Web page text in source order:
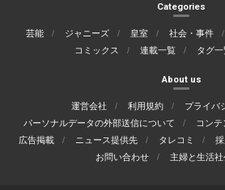
Categories
芸能 ジャニーズ 皇室 社会・事件
コミックス
連載一覧 タグ一
About us
運営会社 利用規約
プライバ
パーソナルデータの外部送信について
コン
広告掲載
ニュース提供先 タレコミ
お問い合わせ
主婦と生活社